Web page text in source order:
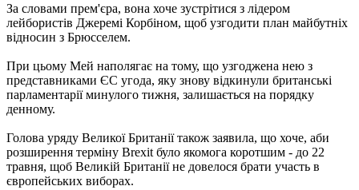
За словами прем'єра, вона хоче зустрітися з лідером
лейбористів Джеремі Корбіном, щоб узгодити план майбутніх
відносин з Брюсселем.
При цьому Мей наполягає на тому, що узгоджена нею з
представниками ЄС угода, яку знову відкинули британські
парламентарії минулого тижня, залишається на порядку
денному.
Голова уряду Великої Британії також заявила, що хоче, аби
розширення терміну Brexit було якомога коротшим - до 22
травня, щоб Великій Британії не довелося брати участь в
європейських виборах.